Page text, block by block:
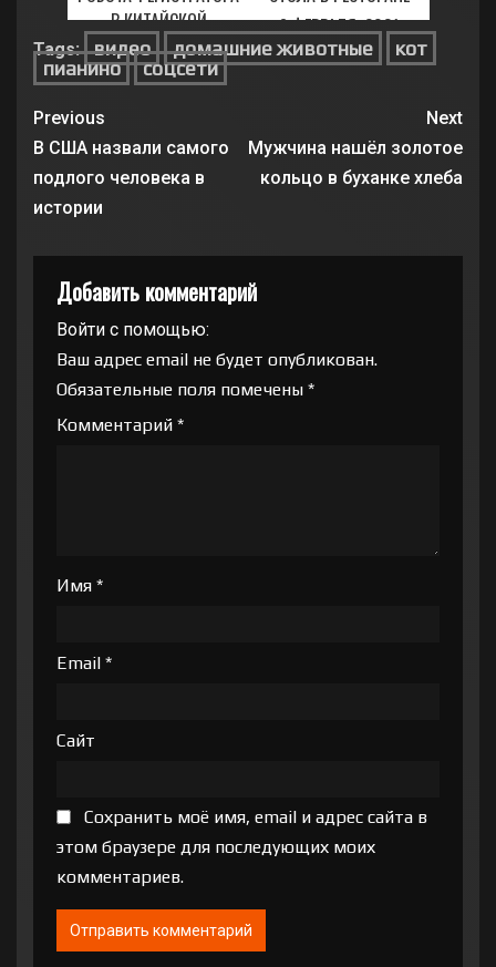
В КИТАЙСКОЙ
БОЛЬНИЦЕ
2 МАЯ, 2023
8 ФЕВРАЛЯ, 2021
Tags: видео домашние животные
кот
пианино
соцсети
Previous
В США назвали самого
подлого человека в
истории
Next
Мужчина нашёл золотое
кольцо в буханке хлеба
Добавить комментарий
Войти с помощью:
Ваш адрес email не будет опубликован.
Обязательные поля помечены *
Комментарий *
Имя *
Email *
Сайт
Сохранить моё имя, email и адрес сайта в
этом браузере для последующих моих
комментариев.